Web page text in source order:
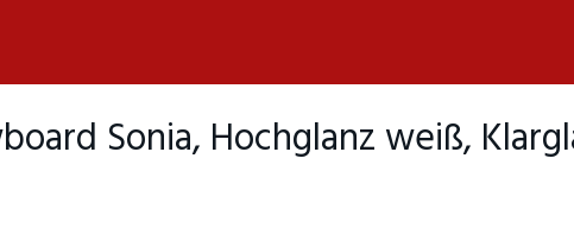
Sonia, Hochglanz weiß,